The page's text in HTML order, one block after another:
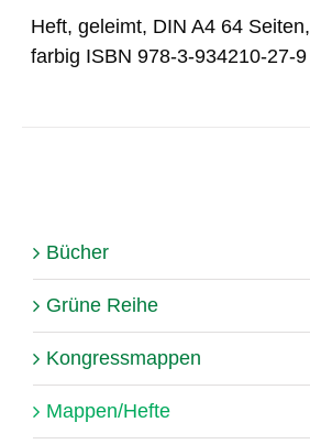
Heft, geleimt, DIN A4 64 Seiten,
farbig ISBN 978-3-934210-27-9
Bücher
Grüne Reihe
Kongressmappen
Mappen/Hefte